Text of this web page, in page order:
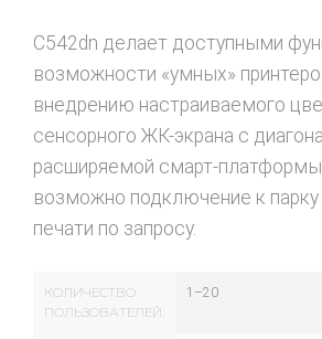
C542dn делает доступными
возможности «умных»
внедрению настраиваемого
сенсорного ЖК-экрана с
расширяемой смарт-платформы
возможно подключение к парку
печати по запросу.
КОЛИЧЕСТВО
ПОЛЬЗОВАТЕЛЕЙ:
1–20